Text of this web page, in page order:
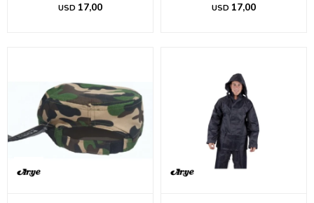
USD 17,00 USD 17,00